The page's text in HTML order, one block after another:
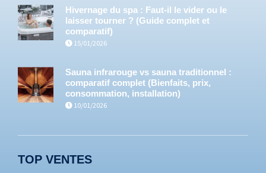
Hivernage du spa : Faut-il le vider ou le
laisser tourner ? (Guide complet et
comparatif)
15/01/2026
Sauna infrarouge vs sauna traditionnel :
comparatif complet (Bienfaits, prix,
consommation, installation)
10/01/2026
TOP VENTES